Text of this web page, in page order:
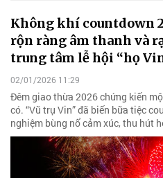
Không khí countdown
rộn ràng âm thanh và
trung tâm lễ hội “họ
02/01/2026 11:29
Đêm giao thừa 2026 chứng kiến
có. “Vũ trụ Vin” đã biến bữa tiệc
nghiệm bùng nổ cảm xúc, thu hút